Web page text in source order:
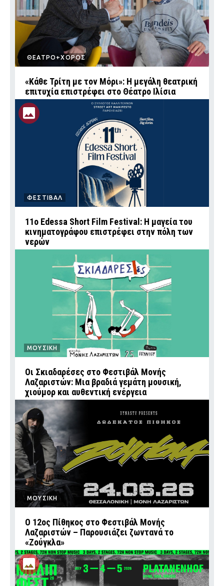
ΘΕΑΤΡΟ+ΧΟΡΟΣ
«Κάθε Τρίτη με τον Μόρι»: Η μεγάλη θεατρική
επιτυχία επιστρέφει στο Θέατρο Ιλίσια
ΦΕΣΤΙΒΑΛ
11ο Edessa Short Film Festival: Η μαγεία του
κινηματογράφου επιστρέφει στην πόλη των
νερών
ΜΟΥΣΙΚΗ
Οι Σκιαδαρέσες στο Φεστιβάλ Μονής
Λαζαριστών: Μια βραδιά γεμάτη μουσική,
χιούμορ και αυθεντική ενέργεια
ΜΟΥΣΙΚΗ
Ο 12ος Πίθηκος στο Φεστιβάλ Μονής
Λαζαριστών – Παρουσιάζει ζωντανά το
«Ζούγκλα»